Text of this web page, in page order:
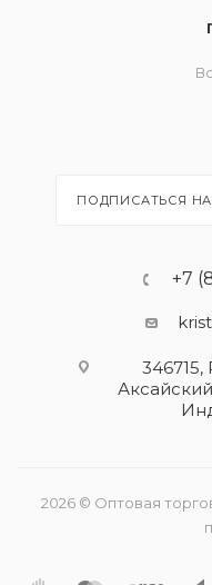
ПОДПИСАТЬСЯ
+7
346715,
2026 © Оптовая